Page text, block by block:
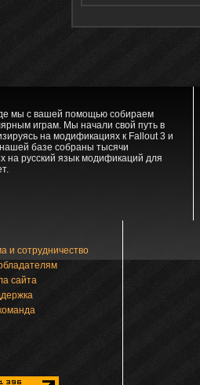
мы с вашей помощью собираем
играм. Мы начали свой путь в
на модификациях к Fallout 3 и
базе собраны тысячи
на русский язык модификаций для
и сотрудничество
сайта